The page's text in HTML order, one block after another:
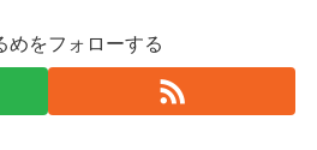
めをフォローする